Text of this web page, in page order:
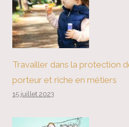
Travailler dans la protection
porteur et riche en métiers
15 juillet 2023